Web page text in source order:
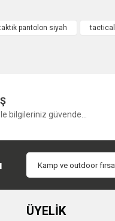
pantolon siyah tactical
bilgileriniz güvende...
ÜYELİK